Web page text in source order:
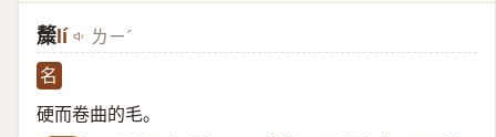
斄 lí ㄌㄧˊ
名
硬而卷曲的毛。